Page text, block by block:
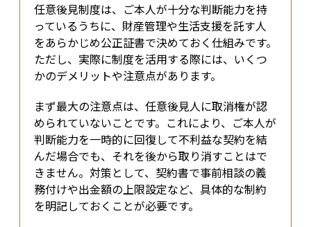
任意後見制度は、ご本人が十分な判断能力を持
っているうちに、財産管理や生活支援を託す人
をあらかじめ公正証書で決めておく仕組みです。
ただし、実際に制度を活用する際には、いくつ
かのデメリットや注意点があります。
まず最大の注意点は、任意後見人に取消権が認
められていないことです。これにより、ご本人が
判断能力を一時的に回復して不利益な契約を結
んだ場合でも、それを後から取り消すことはで
きません。対策として、契約書で事前相談の義
務付けや出金額の上限設定など、具体的な制約
を明記しておくことが必要です。